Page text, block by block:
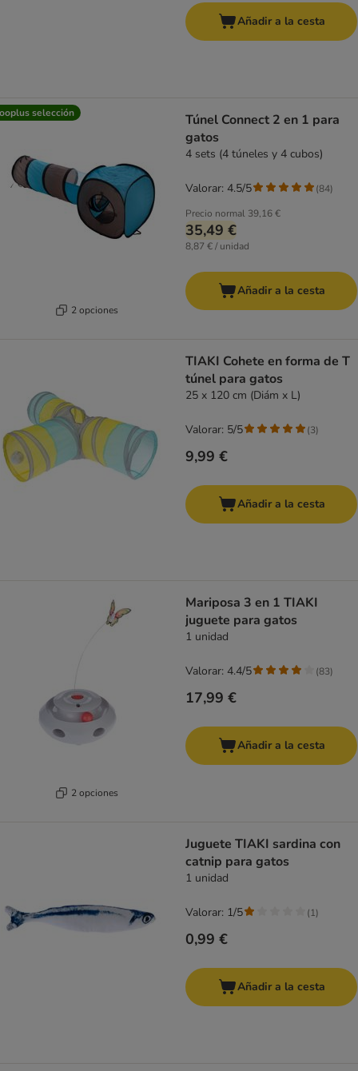
Añadir a la cesta
selección
2 opciones
Túnel Connect 2 en 1 para
gatos
4 sets (4 túneles y 4 cubos)
Precio normal 39,16 €
35,49 €
8,87 € / unidad
Valorar: 4.5/5 (84)
Añadir a la cesta
TIAKI Cohete en forma de T
túnel para gatos
25 x 120 cm (Diám x L)
9,99 €
Valorar: 5/5 (3)
Añadir a la cesta
2 opciones
Mariposa 3 en 1 TIAKI
juguete para gatos
1 unidad
17,99 €
Valorar: 4.4/5 (83)
Añadir a la cesta
Juguete TIAKI sardina con
catnip para gatos
1 unidad
0,99 €
Valorar: 1/5 (1)
Añadir a la cesta